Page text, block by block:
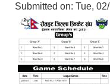
Submitted on: Tue,